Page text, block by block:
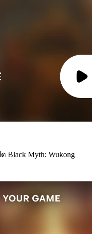
Black Myth: Wukong